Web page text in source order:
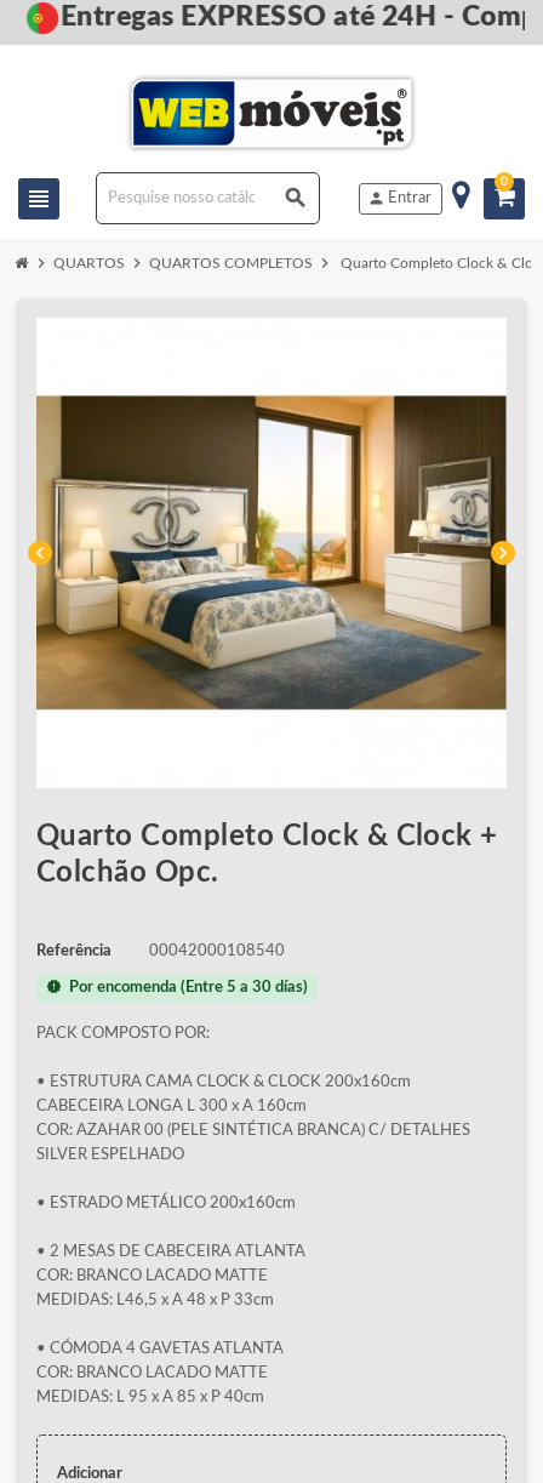
Entregas EXPRESSO até 24H -
view_headline search person Entrar
0
chevron_right QUARTOS chevron_right QUARTOS COMPLETOS chevron_right Quarto Completo Clock &
chevron_left chevron_right
Quarto Completo Clock & Clock +
Colchão Opc.
Referência 00042000108540
new_releases Por encomenda (Entre 5 a 30 días)
PACK COMPOSTO POR:
• ESTRUTURA CAMA CLOCK & CLOCK 200x160cm
CABECEIRA LONGA L 300 x A 160cm
COR: AZAHAR 00 (PELE SINTÉTICA BRANCA) C/ DETALHES
SILVER ESPELHADO
• ESTRADO METÁLICO 200x160cm
• 2 MESAS DE CABECEIRA ATLANTA
COR: BRANCO LACADO MATTE
MEDIDAS: L46,5 x A 48 x P 33cm
• CÓMODA 4 GAVETAS ATLANTA
COR: BRANCO LACADO MATTE
MEDIDAS: L 95 x A 85 x P 40cm
Adicionar